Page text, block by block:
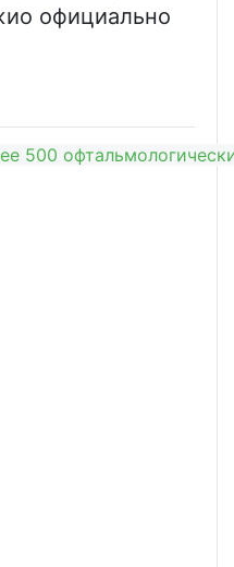
официально